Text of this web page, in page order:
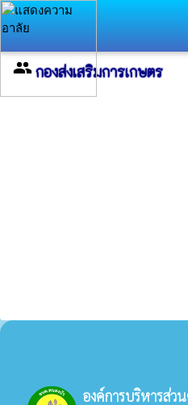
groupกองส่งเสริมการเกษตร
องค์การบริหารส่ว